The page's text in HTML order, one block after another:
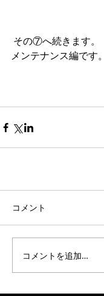
メンテナンス編です。
コメント
コメントを追加…